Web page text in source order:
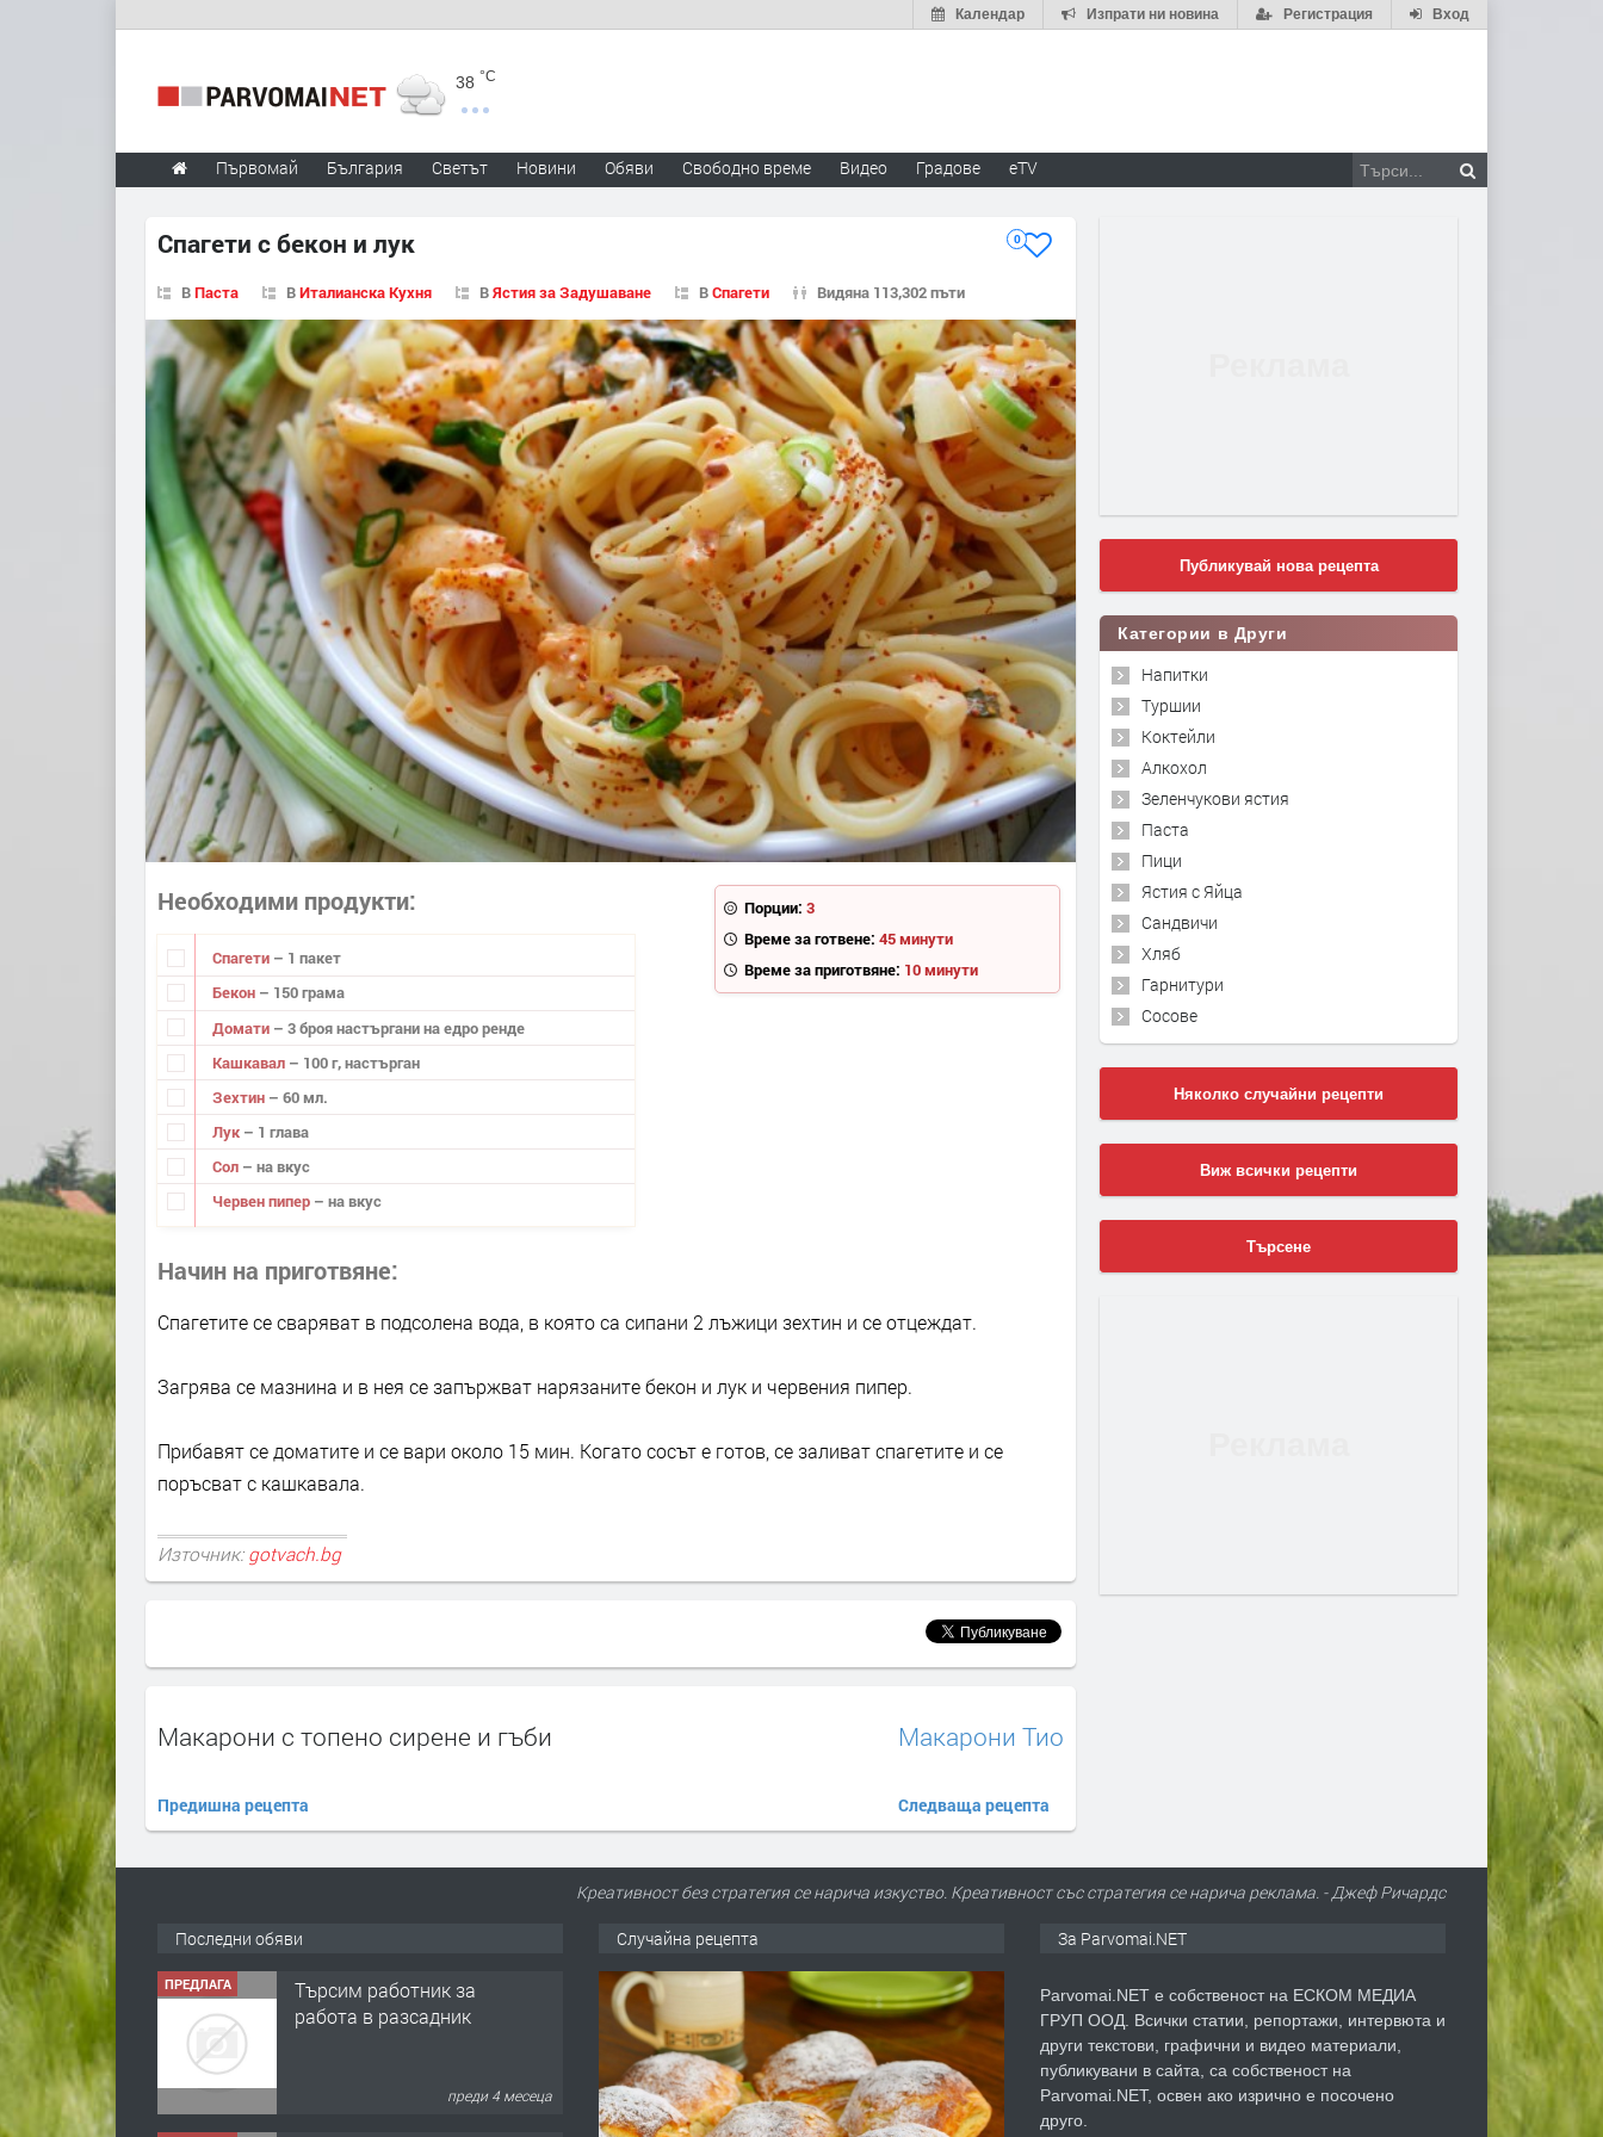
Вход
Регистрация
Изпрати ни новина
Календар
38 °C
Първомай България Светът Новини Обяви Свободно време Видео Градове eTV
Спагети с бекон и лук 0
ВПаста ВИталианска Кухня ВЯстия за Задушаване ВСпагети Видяна 113,302 пъти
Порции: 3
Време за готвене: 45 минути
Време за приготвяне: 10 минути
Необходими продукти
Спагети – 1 пакет
Бекон – 150 грама
Домати – 3 броя настъргани на едро ренде
Кашкавал – 100 г, настърган
Зехтин – 60 мл.
Лук – 1 глава
Сол – на вкус
Червен пипер – на вкус
Начин на приготвяне
Спагетите се сваряват в подсолена вода, в която са сипани 2 лъжици зехтин и се отцеждат.
Загрява се мазнина и в нея се запържват нарязаните бекон и лук и червения пипер.
Прибавят се доматите и се вари около 15 мин. Когато сосът е готов, се заливат спагетите и се
поръсват с кашкавала.
Източник: gotvach.bg
Макарони с топено сирене и гъби
Предишна рецепта
Макарони Тио
Следваща рецепта
Публикувай нова рецепта
Категории в Други
Напитки
Туршии
Коктейли
Алкохол
Зеленчукови ястия
Паста
Пици
Ястия с Яйца
Сандвичи
Хляб
Гарнитури
Сосове
Няколко случайни рецепти
Виж всички рецепти
Търсене
Креативност без стратегия се нарича изкуство. Креативност със стратегия се нарича реклама. - Джеф Ричардс
Последни обяви
ПРЕДЛАГА
🌱 Работник в
разсадник
преди 4 месеца
Случайна рецепта За Parvomai.NET
Parvomai.NET е собственост на ЕСКОМ МЕДИА
ГРУП ООД. Всички статии, репортажи, интервюта и
други текстови, графични и видео материали,
публикувани в сайта, са собственост на
Parvomai.NET, освен ако изрично е посочено
друго.